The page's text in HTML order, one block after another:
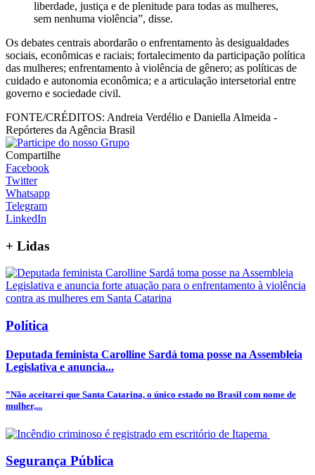
liberdade, justiça e de plenitude para todas as mulheres,
sem nenhuma violência”, disse.
Os debates centrais abordarão o enfrentamento às desigualdades
sociais, econômicas e raciais; fortalecimento da participação política
das mulheres; enfrentamento à violência de gênero; as políticas de
cuidado e autonomia econômica; e a articulação intersetorial entre
governo e sociedade civil.
FONTE/CRÉDITOS: Andreia Verdélio e Daniella Almeida -
Repórteres da Agência Brasil
Compartilhe
Facebook
Twitter
Whatsapp
Telegram
LinkedIn
+ Lidas
Política
Deputada feminista Carolline Sardá toma posse na Assembleia
Legislativa e anuncia...
”Não aceitarei que Santa Catarina, o único estado no Brasil com nome de
mulher,...
Segurança Pública